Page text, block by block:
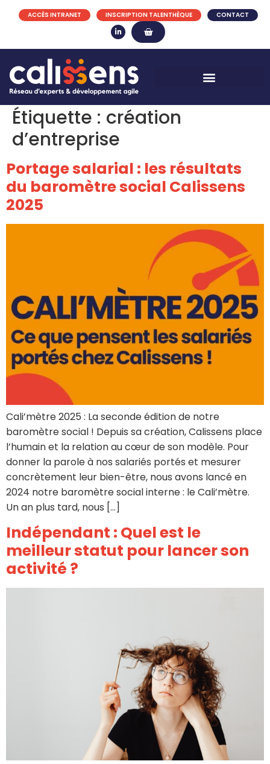
ACCÈS INTRANET INSCRIPTION TALENTHÈQUE CONTACT
Étiquette : création
d’entreprise
Portage salarial : les résultats
du baromètre social Calissens
2025
Cali’mètre 2025 : La seconde édition de notre
baromètre social ! Depuis sa création, Calissens place
l’humain et la relation au cœur de son modèle. Pour
donner la parole à nos salariés portés et mesurer
concrètement leur bien-être, nous avons lancé en
2024 notre baromètre social interne : le Cali’mètre.
Un an plus tard, nous […]
Indépendant : Quel est le
meilleur statut pour lancer son
activité ?